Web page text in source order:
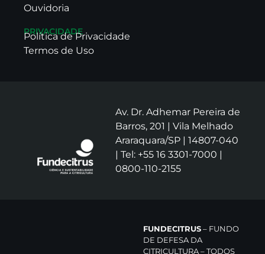
Ouvidoria
PRIVACIDADE
Política de Privacidade
Termos de Uso
Av. Dr. Adhemar Pereira de
Barros, 201 | Vila Melhado
Araraquara/SP | 14807-040
| Tel: +55 16 3301-7000 |
0800-110-2155
FUNDECITRUS– FUNDO
DE DEFESA DA
CITRICULTURA – TODOS